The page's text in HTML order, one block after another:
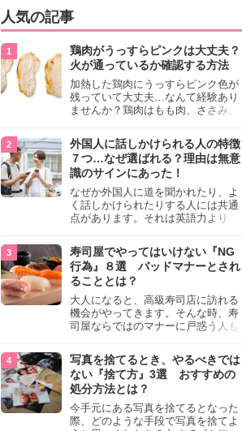
人気の記事
鶏肉がうっすらピンクは大丈夫？
火が通っているか確認する方法
加熱した鶏肉にうっすらピンク色が
残っていて大丈夫…なんて経験あり
ませんか？鶏肉はもも肉、ささみ、
わいが異なり、いろいろと楽しめる
料理ですが、鶏肉は加熱した後でも
うっすらピンク色の部分が大丈夫な
のと気になるときがあります。この
記事では生焼けか火が通っているの
かを確認する方法や、鶏肉を調理す
るときの注意点を紹介しますので、
参考にしてみてくださいね。
外国人に話しかけられる人の特徴
７つ…なぜ選ばれる？理由は無意
識のサインにあった！
なぜか外国人に道を聞かれたり、よ
く話しかけられたりする人には共通
点があります。それは英語力より
けても大丈夫」というサインが関係
しています。よく選ばれる人の特徴
や、英語が苦手でも焦らない対処
法、自分を守るための注意点を詳し
く解説します。
寿司屋でやってはいけない『NG
行為』８選 バッドマナーとされ
ることとは？
大人になると、高級寿司店に訪れる
機会がやってきます。そんな時、寿
司屋ならではのマナーに戸惑う人も
らためて寿司屋でやってはいけない
『NG行為』をチェックしましょう。
写真を捨てるとき、やるべきでは
ない『捨て方』3選 おすすめの
処分方法とは？
今手元にある写真を捨てるとなった
際、どのような手段で写真を捨てよ